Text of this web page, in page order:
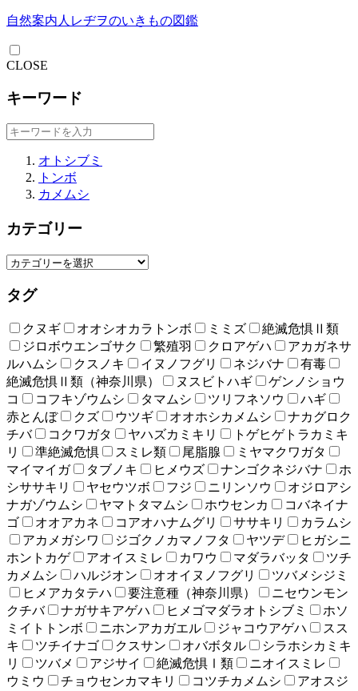
自然案内人レヂヲのいきもの図鑑
CLOSE
キーワード
オトシブミ
トンボ
カメムシ
カテゴリー
タグ
クヌギ オオシオカラトンボ ミミズ
絶滅危惧Ⅱ類
ジロボウエンゴサク
繁殖羽 クロアゲハ
アカガネサ
ルハムシ
クスノキ イヌノフグリ ネジバナ
有毒
絶滅危惧Ⅱ類（神奈川県）
ヌスビトハギ
ゲンノショウ
コ
コフキゾウムシ タマムシ ツリフネソウ
ハギ
赤とんぼ
クズ ウツギ オオホシカメムシ
ナカグロク
チバ
コクワガタ ヤハズカミキリ
トゲヒゲトラカミキ
リ
準絶滅危惧 スミレ類 尾脂腺
ミヤマクワガタ
マイマイガ
タブノキ ヒメウズ ナンゴクネジバナ
ホ
シササキリ
ヤセウツボ フジ ニリンソウ
オジロアシ
ナガゾウムシ
ヤマトタマムシ ホウセンカ
コバネイナ
ゴ
オオアカネ コアオハナムグリ ササキリ
カラムシ
アカメガシワ
ジゴクノカマノフタ ヤツデ
ヒガシニ
ホントカゲ
アオイスミレ カワウ マダラバッタ
ツチ
カメムシ
ハルジオン オオイヌノフグリ
ツバメシジミ
ヒメアカタテハ
要注意種（神奈川県）
ニセウンモン
クチバ
ナガサキアゲハ ヒメゴマダラオトシブミ
ホソ
ミイトトンボ
ニホンアカガエル ジャコウアゲハ
スス
キ
ツチイナゴ クスサン オバボタル
シラホシカミキ
リ
ツバメ アジサイ 絶滅危惧Ⅰ類
ニオイスミレ
ウミウ
チョウセンカマキリ コツチカメムシ
アオスジ